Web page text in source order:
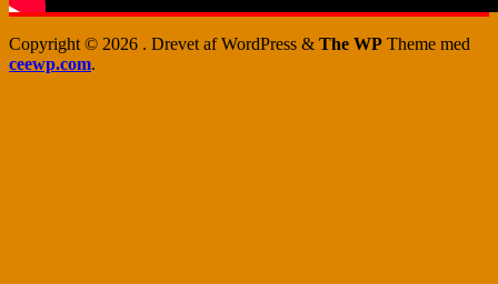
Copyright © 2026 . Drevet af WordPress & The WP Theme med
ceewp.com.